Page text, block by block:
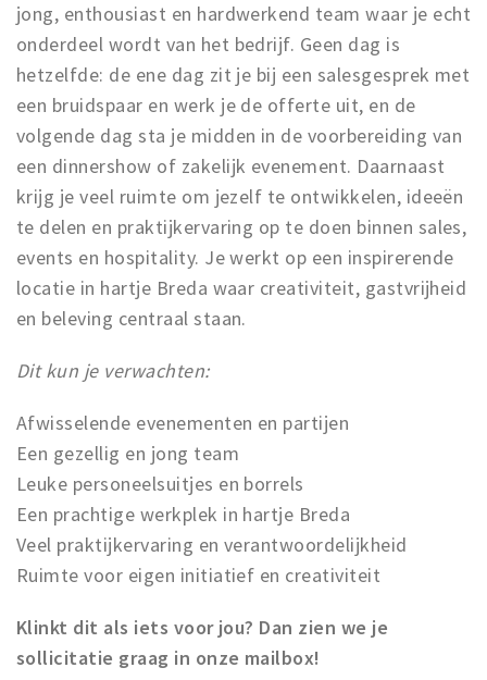
jong, enthousiast en hardwerkend team waar je echt
onderdeel wordt van het bedrijf. Geen dag is
hetzelfde: de ene dag zit je bij een salesgesprek met
een bruidspaar en werk je de offerte uit, en de
volgende dag sta je midden in de voorbereiding van
een dinnershow of zakelijk evenement. Daarnaast
krijg je veel ruimte om jezelf te ontwikkelen, ideeën
te delen en praktijkervaring op te doen binnen sales,
events en hospitality. Je werkt op een inspirerende
locatie in hartje Breda waar creativiteit, gastvrijheid
en beleving centraal staan.
Dit kun je verwachten:
Afwisselende evenementen en partijen
Een gezellig en jong team
Leuke personeelsuitjes en borrels
Een prachtige werkplek in hartje Breda
Veel praktijkervaring en verantwoordelijkheid
Ruimte voor eigen initiatief en creativiteit
Klinkt dit als iets voor jou? Dan zien we je
sollicitatie graag in onze mailbox!